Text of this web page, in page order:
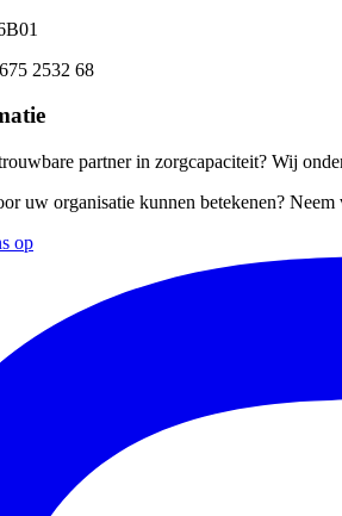
2532 68
partner in zorgcapaciteit? Wij
uw organisatie kunnen betekenen?
op